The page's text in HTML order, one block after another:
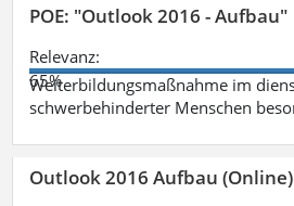
POE: "Outlook 2016 - Aufbau"
Relevanz:
65%
Weiterbildungsmaßnahme im
schwerbehinderter Menschen
Outlook 2016 Aufbau (Online)